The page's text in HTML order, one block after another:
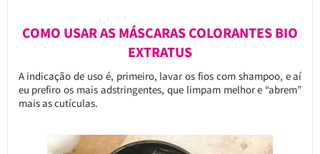
COMO USAR AS MÁSCARAS COLORANTES BIO
EXTRATUS
A indicação de uso é, primeiro, lavar os fios com shampoo, e aí
eu prefiro os mais adstringentes, que limpam melhor e “abrem”
mais as cutículas.